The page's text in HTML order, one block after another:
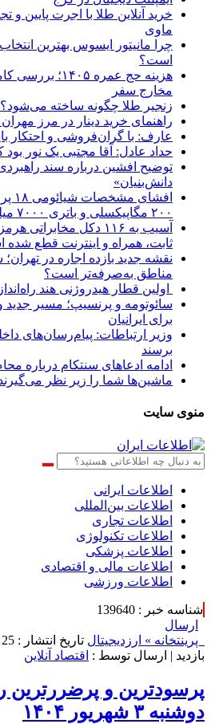
خرید آنلاین طلا با اجرت پایین
ماوی
چرا مانیتور ایسوس بهترین
است؟
هزینه حج عمره
مخارج سفر
زنجیر طلا چگونه ساخته می‌شود؟
راهنمای خرید دینار در مرز مهران
عارف: با گران‌فروشی و احتکار
حداد عادل: آقا مجتبی یک نور بود
توضیح افشین درباره سند
دانش‌بنیان»
۲۰۰ مگاپیکسلی و باتری ۷۰۰۰ میلی‌آمپری در راه است
آسیب به ۱۱۶ دکل
ثابت، همراه و اینترنت ‌قطع
نقشه جدید بازده اجاره در
مناطق به‌صرفه‌تر است؟
اولین قطار هیدروژنی هند
سائوتومه و پرنسیپ؛ مسیر جدید
برای ایرانیان
وزیر ارتباطات: پیام‌رسان‌های
برسند
ادامه ادعاهای سنتکام درباره
ماشین‌ها شما را زیر نظر
منوی سایت
اطلاعات‌ ‎ایرانی
اطلاعات بین‌المللی
اطلاعات تجاری
اطلاعات تکنولوژی
اطلاعات پزشکی
اطلاعات مالی و اقتصادی
اطلاعات ورزشی
شناسه خبر : 139640
ارسال
پرینتخانه » ارزدیجیتال تاریخ انتشار : 25 آگوست 2025 - 16:14 |
بازدید | ارسال توسط : اقتصاد آنلاین
پرسودترین و پرضررترین
دوشنبه ۳ شهریور ۱۴۰۴